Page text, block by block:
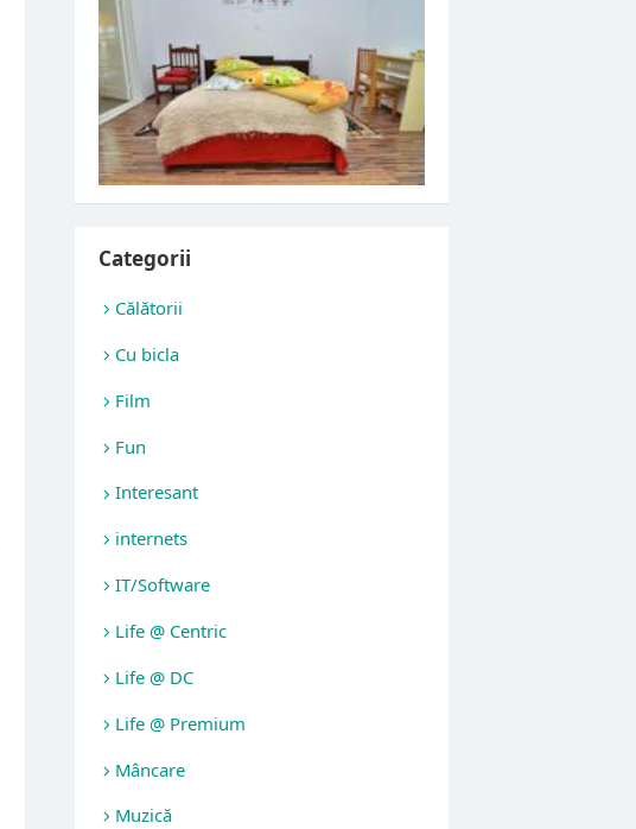
Categorii
Călătorii
Cu bicla
Film
Fun
Interesant
internets
IT/Software
Life @ Centric
Life @ DC
Life @ Premium
Mâncare
Muzică